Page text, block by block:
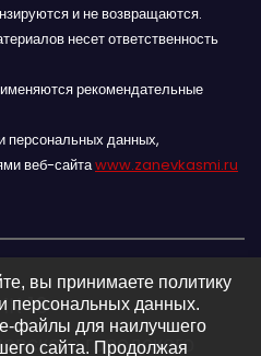
и не возвращаются.
несет ответственность
рекомендательные
персональных данных,
веб-сайтаwww.zanevkasmi.ru
16+
городского
вы принимаете политику
персональных данных.
файлы для наилучшего
сайта. Продолжая